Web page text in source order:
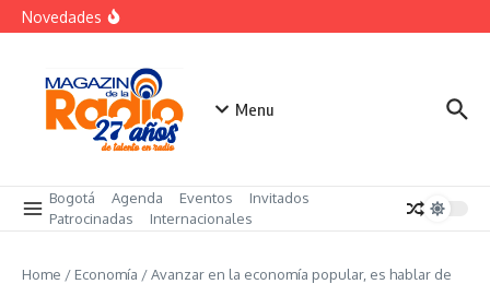
Saltar al contenido
Novedades
Menu
Bogotá Agenda Eventos
Invitados
Patrocinadas
Internacionales
Home / Economía /Avanzar en la economía popular, es hablar de